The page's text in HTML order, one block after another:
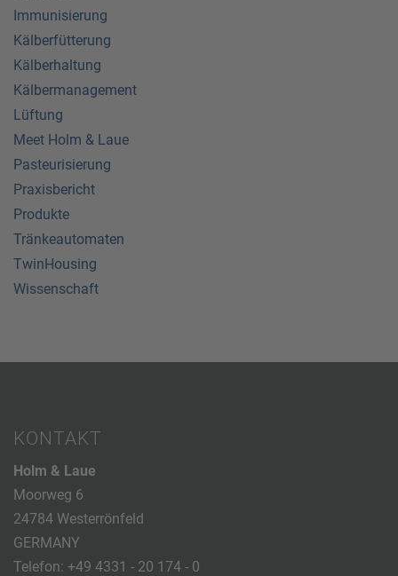
Immunisierung
Kälberfütterung
Kälberhaltung
Kälbermanagement
Lüftung
Meet Holm & Laue
Pasteurisierung
Praxisbericht
Produkte
Tränkeautomaten
TwinHousing
Wissenschaft
KONTAKT
Holm & Laue
Moorweg 6
24784 Westerrönfeld
GERMANY
Telefon: +49 4331 - 20 174 - 0